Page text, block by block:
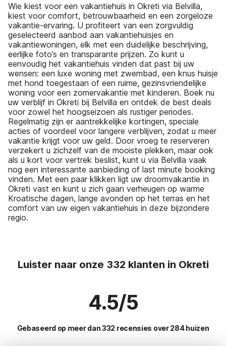
Wie kiest voor een vakantiehuis in Okreti via Belvilla,
kiest voor comfort, betrouwbaarheid en een zorgeloze
vakantie-ervaring. U profiteert van een zorgvuldig
geselecteerd aanbod aan vakantiehuisjes en
vakantiewoningen, elk met een duidelijke beschrijving,
eerlijke foto’s en transparante prijzen. Zo kunt u
eenvoudig het vakantiehuis vinden dat past bij uw
wensen: een luxe woning met zwembad, een knus huisje
met hond toegestaan of een ruime, gezinsvriendelijke
woning voor een zomervakantie met kinderen. Boek nu
uw verblijf in Okreti bij Belvilla en ontdek de best deals
voor zowel het hoogseizoen als rustiger periodes.
Regelmatig zijn er aantrekkelijke kortingen, speciale
acties of voordeel voor langere verblijven, zodat u meer
vakantie krijgt voor uw geld. Door vroeg te reserveren
verzekert u zichzelf van de mooiste plekken, maar ook
als u kort voor vertrek beslist, kunt u via Belvilla vaak
nog een interessante aanbieding of last minute booking
vinden. Met een paar klikken ligt uw droomvakantie in
Okreti vast en kunt u zich gaan verheugen op warme
Kroatische dagen, lange avonden op het terras en het
comfort van uw eigen vakantiehuis in deze bijzondere
regio.
Luister naar onze 332 klanten in Okreti
4.5/5
Gebaseerd op meer dan 332 recensies over 284 huizen